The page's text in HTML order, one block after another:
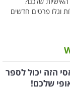
וגלו פרטים חדשים
הזה יכול לספר
שלכם!